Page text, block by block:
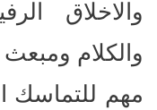
والاخلاق
والكلام ومبعث
مهم للتماسك